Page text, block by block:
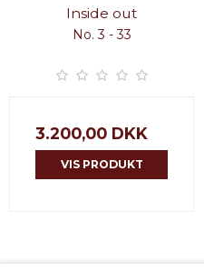
Inside out
No. 3 - 33
3.200,00 DKK
VIS PRODUKT